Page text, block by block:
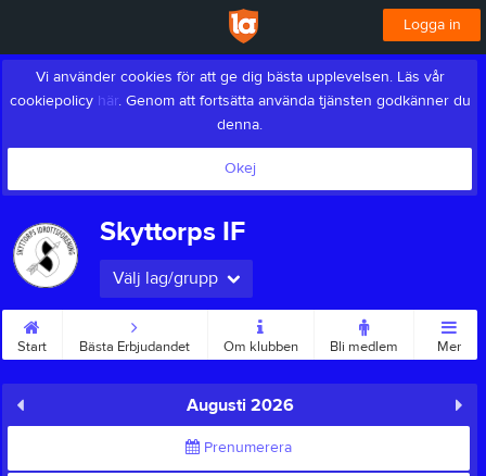
Logga in
Vi använder cookies för att ge dig bästa upplevelsen. Läs vår
cookiepolicy här. Genom att fortsätta använda tjänsten godkänner du
denna.
Okej
Skyttorps IF
Välj lag/grupp
Start Bästa Erbjudandet Om klubben Bli medlem Mer
Augusti 2026
Prenumerera